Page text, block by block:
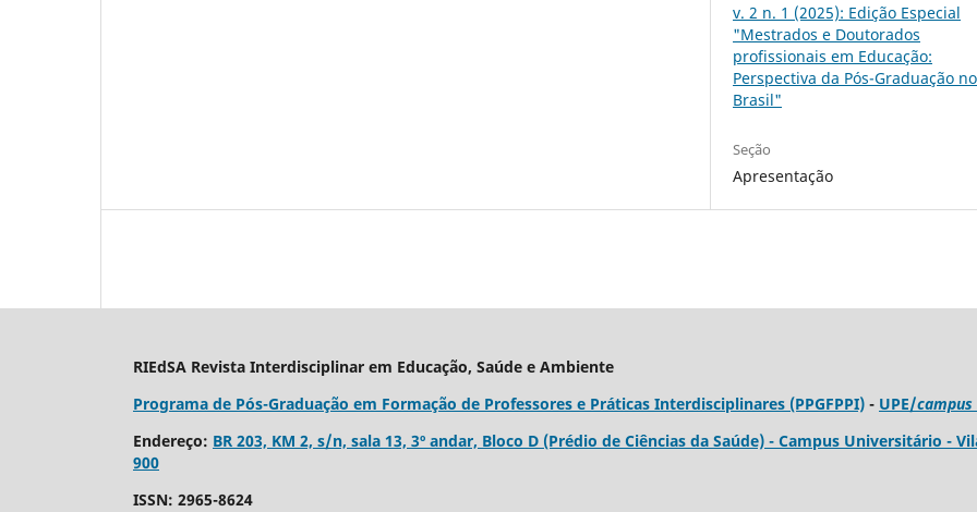
v. 2 n. 1 (2025): Edição Especial
"Mestrados e Doutorados
profissionais em Educação:
Perspectiva da Pós-Graduação no
Brasil"
Seção
Apresentação
RIEdSA Revista Interdisciplinar em Educação, Saúde e Ambiente
Programa de Pós-Graduação em Formação de Professores e Práticas Interdisciplinares (PPGFPPI) - UPE/campus
Endereço: BR 203, KM 2, s/n, sala 13, 3º andar, Bloco D (Prédio de Ciências da Saúde) - Campus Universitário -
900
ISSN: 2965-8624